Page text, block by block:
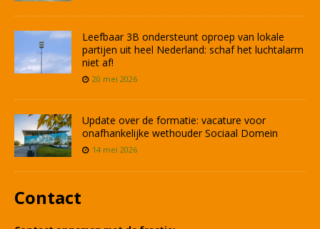
Leefbaar 3B ondersteunt oproep van lokale
partijen uit heel Nederland: schaf het luchtalarm
niet af!
20 mei 2026
Update over de formatie: vacature voor
onafhankelijke wethouder Sociaal Domein
14 mei 2026
Contact